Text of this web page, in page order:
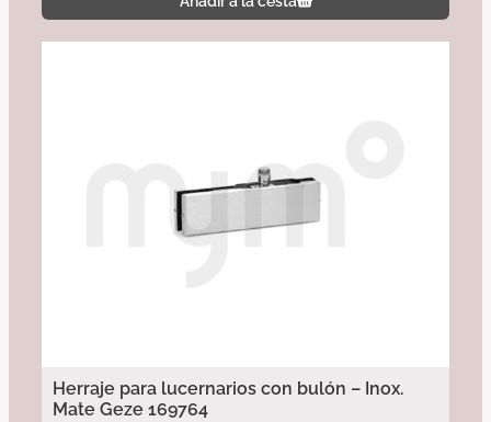
Herraje para lucernarios con bulón – Inox.
Mate Geze 169764